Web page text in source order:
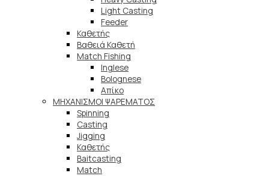
Light Casting
Feeder
Καθετής
Βαθειά Καθετή
Match Fishing
Inglese
Bolognese
Απίκο
ΜΗΧΑΝΙΣΜΟΙ ΨΑΡΕΜΑΤΟΣ
Spinning
Casting
Jigging
Καθετής
Baitcasting
Match